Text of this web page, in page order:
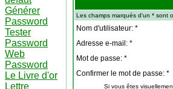
Générer
Password
Tester
Password
Web
Password
Le Livre d'or
Lettre
Les champs marqués d'un * sont
Nom d'utilisateur: *
Adresse e-mail: *
Mot de passe: *
Confirmer le mot de passe: *
Si vous êtes